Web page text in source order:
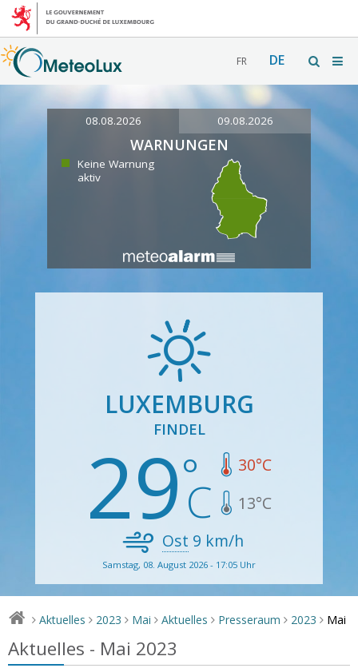
FR DE
08.08.2026 09.08.2026
WARNUNGEN
Keine Warnung
aktiv
LUXEMBURG
FINDEL
29 30°C
13°C
Ost 9 km/h
Samstag, 08. August 2026 - 17:05 Uhr
> Aktuelles > 2023 > Mai > Aktuelles > Presseraum > 2023 > Mai
Aktuelles - Mai 2023